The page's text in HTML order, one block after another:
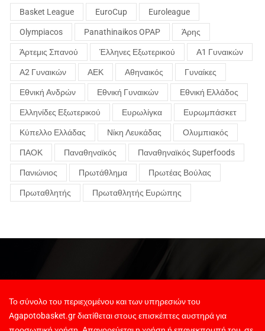
Basket League EuroCup Euroleague
Olympiacos Panathinaikos OPAP Άρης
Άρτεμις Σπανού Έλληνες Εξωτερικού Α1 Γυναικών
Α2 Γυναικών ΑΕΚ Αθηναικός Γυναίκες
Εθνική Ανδρών Εθνική Γυναικών Εθνική Ελλάδος
Ελληνίδες Εξωτερικού Ευρωλίγκα Ευρωμπάσκετ
Κύπελλο Ελλάδας Νίκη Λευκάδας Ολυμπιακός
ΠΑΟΚ Παναθηναϊκός Παναθηναϊκός Superfoods
Πανιώνιος Πρωτάθλημα Πρωτέας Βούλας
Πρωταθλητής Πρωταθλητής Ευρώπης
Το σύνολο του περιεχομένου και των υπηρεσιών του
Agapotobasket.gr διατίθεται στους επισκέπτες αυστηρά για